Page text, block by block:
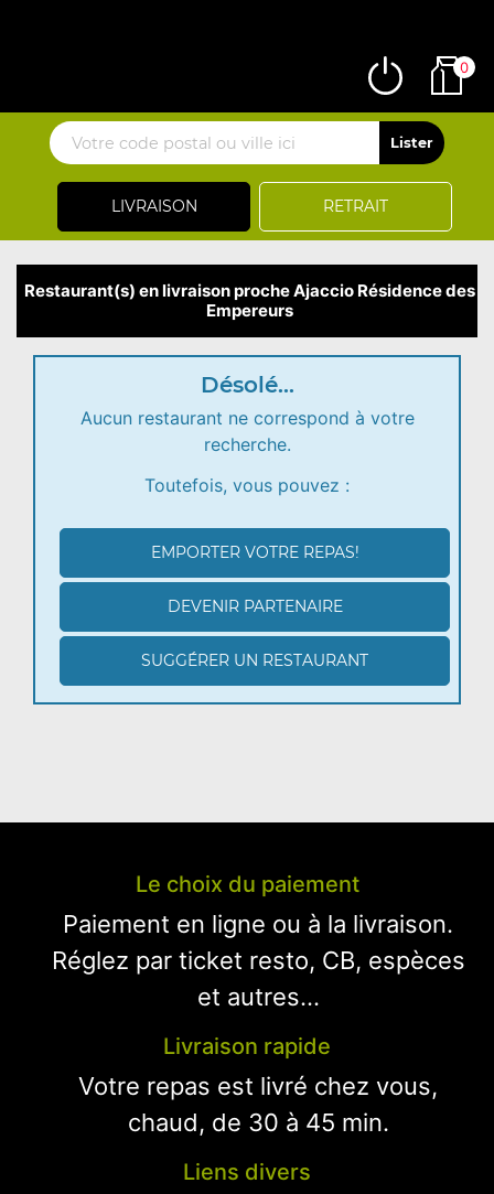
LIVRAISON RETRAIT
0
Restaurant(s) en livraison proche Ajaccio Résidence des
Empereurs
Désolé...
Aucun restaurant ne correspond à votre
recherche.
Toutefois, vous pouvez :
EMPORTER VOTRE REPAS!
DEVENIR PARTENAIRE
SUGGÉRER UN RESTAURANT
Le choix du paiement
Paiement en ligne ou à la livraison.
Réglez par ticket resto, CB, espèces
et autres...
Livraison rapide
Votre repas est livré chez vous,
chaud, de 30 à 45 min.
Liens divers